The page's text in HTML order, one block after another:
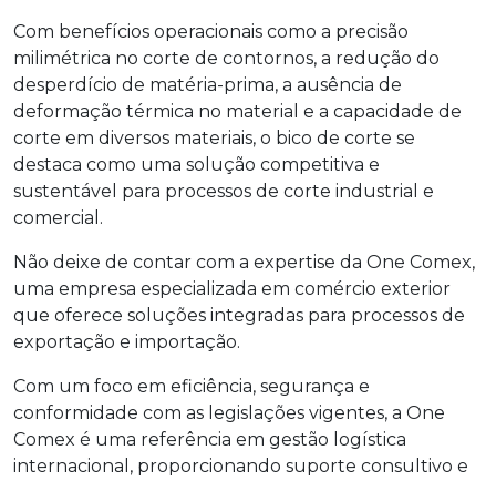
Com benefícios operacionais como a precisão
milimétrica no corte de contornos, a redução do
desperdício de matéria-prima, a ausência de
deformação térmica no material e a capacidade de
corte em diversos materiais, o bico de corte se
destaca como uma solução competitiva e
sustentável para processos de corte industrial e
comercial.
Não deixe de contar com a expertise da One Comex,
uma empresa especializada em comércio exterior
que oferece soluções integradas para processos de
exportação e importação.
Com um foco em eficiência, segurança e
conformidade com as legislações vigentes, a One
Comex é uma referência em gestão logística
internacional, proporcionando suporte consultivo e